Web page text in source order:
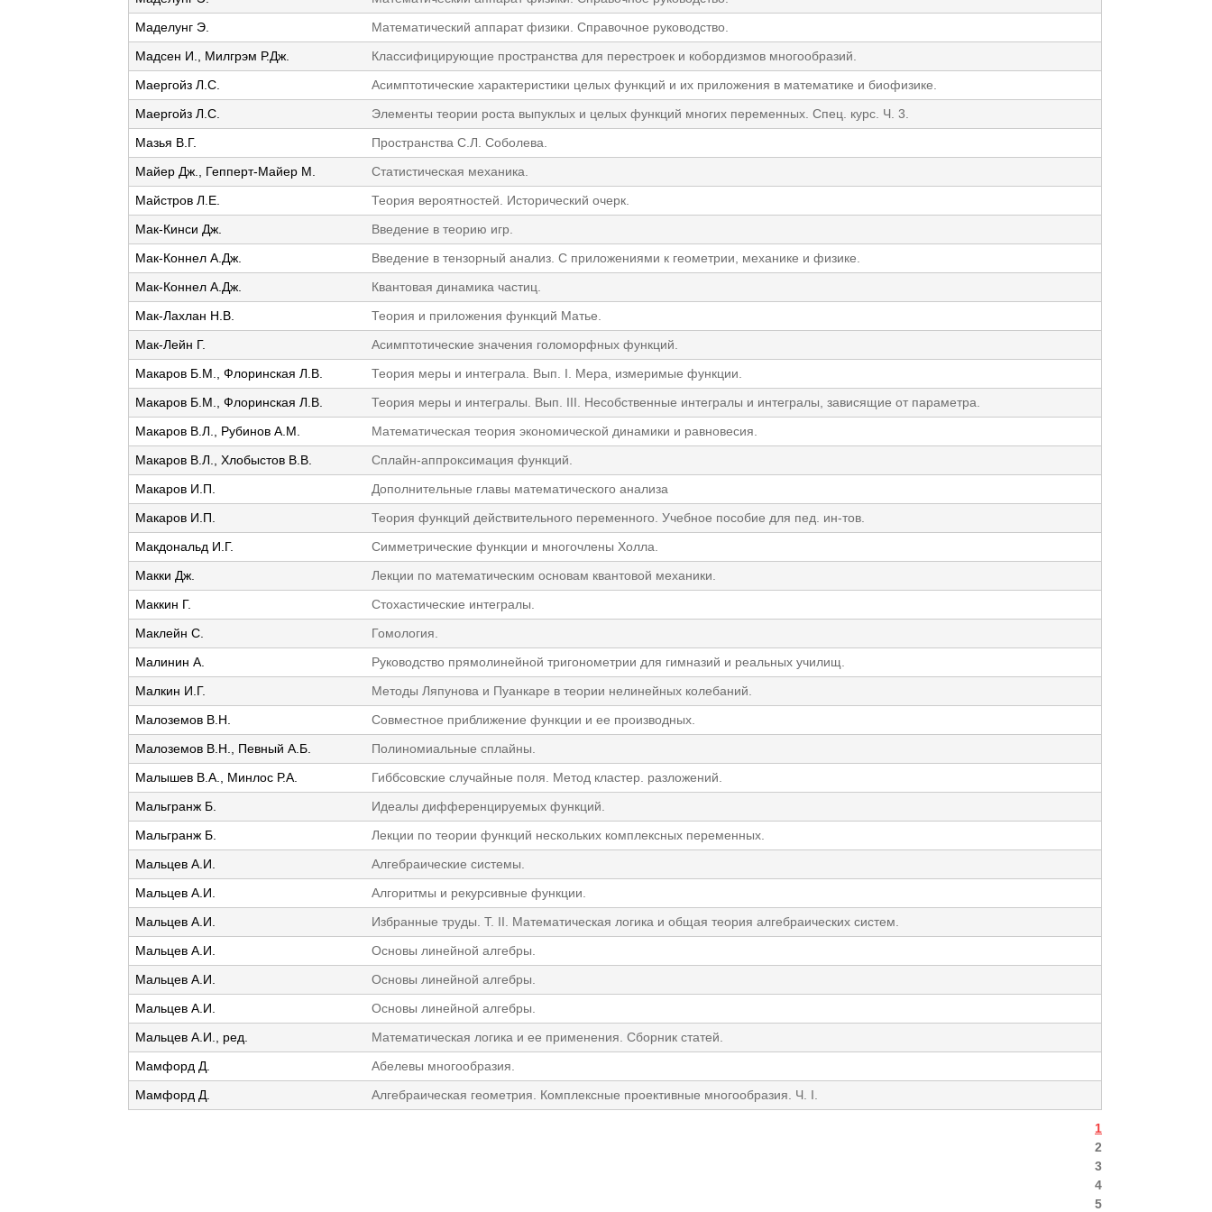
Маделунг Э.
Математический аппарат физики. Справочное руководство.
Мадсен И., Милгрэм Р.Дж.
Классифицирующие пространства для перестроек и кобордизмов многообразий.
Маергойз Л.С.
Асимптотические характеристики целых функций и их приложения в математике и биофизике.
Маергойз Л.С.
Элементы теории роста выпуклых и целых функций многих переменных. Спец. курс. Ч. 3.
Мазья В.Г.
Пространства С.Л. Соболева.
Майер Дж., Гепперт-Майер М.
Статистическая механика.
Майстров Л.Е.
Теория вероятностей. Исторический очерк.
Мак-Кинси Дж.
Введение в теорию игр.
Мак-Коннел А.Дж.
Введение в тензорный анализ. С приложениями к геометрии, механике и физике.
Мак-Коннел А.Дж.
Квантовая динамика частиц.
Мак-Лахлан Н.В.
Теория и приложения функций Матье.
Мак-Лейн Г.
Асимптотические значения голоморфных функций.
Макаров Б.М., Флоринская Л.В.
Теория меры и интеграла. Вып. I. Мера, измеримые функции.
Макаров Б.М., Флоринская Л.В.
Теория меры и интегралы. Вып. III. Несобственные интегралы и интегралы, зависящие от параметра.
Макаров В.Л., Рубинов А.М.
Математическая теория экономической динамики и равновесия.
Макаров В.Л., Хлобыстов В.В.
Сплайн-аппроксимация функций.
Макаров И.П.
Дополнительные главы математического анализа
Макаров И.П.
Теория функций действительного переменного. Учебное пособие для пед. ин-тов.
Макдональд И.Г.
Симметрические функции и многочлены Холла.
Макки Дж.
Лекции по математическим основам квантовой механики.
Маккин Г.
Стохастические интегралы.
Маклейн С.
Гомология.
Малинин А.
Руководство прямолинейной тригонометрии для гимназий и реальных училищ.
Малкин И.Г.
Методы Ляпунова и Пуанкаре в теории нелинейных колебаний.
Малоземов В.Н.
Совместное приближение функции и ее производных.
Малоземов В.Н., Певный А.Б.
Полиномиальные сплайны.
Малышев В.А., Минлос Р.А.
Гиббсовские случайные поля. Метод кластер. разложений.
Мальгранж Б.
Идеалы дифференцируемых функций.
Мальгранж Б.
Лекции по теории функций нескольких комплексных переменных.
Мальцев А.И.
Алгебраические системы.
Мальцев А.И.
Алгоритмы и рекурсивные функции.
Мальцев А.И.
Избранные труды. Т. II. Математическая логика и общая теория алгебраических систем.
Мальцев А.И.
Основы линейной алгебры.
Мальцев А.И.
Основы линейной алгебры.
Мальцев А.И.
Основы линейной алгебры.
Мальцев А.И., ред.
Математическая логика и ее применения. Сборник статей.
Мамфорд Д.
Абелевы многообразия.
Мамфорд Д.
Алгебраическая геометрия. Комплексные проективные многообразия. Ч. I.
1
2
3
4
5